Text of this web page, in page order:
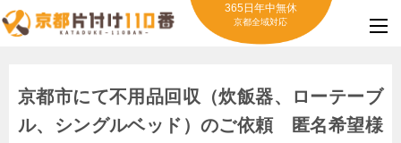
365日年中無休
京都全域対応
京都市にて不用品回収（炊飯器、ローテーブ
ル、シングルベッド）のご依頼 匿名希望様